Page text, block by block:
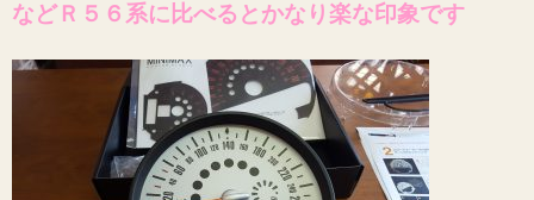
などＲ５６系に比べるとかなり楽な印象です